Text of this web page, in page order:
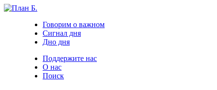
Говорим о важном
Сигнал дня
Дно дня
Поддержите нас
О нас
Поиск